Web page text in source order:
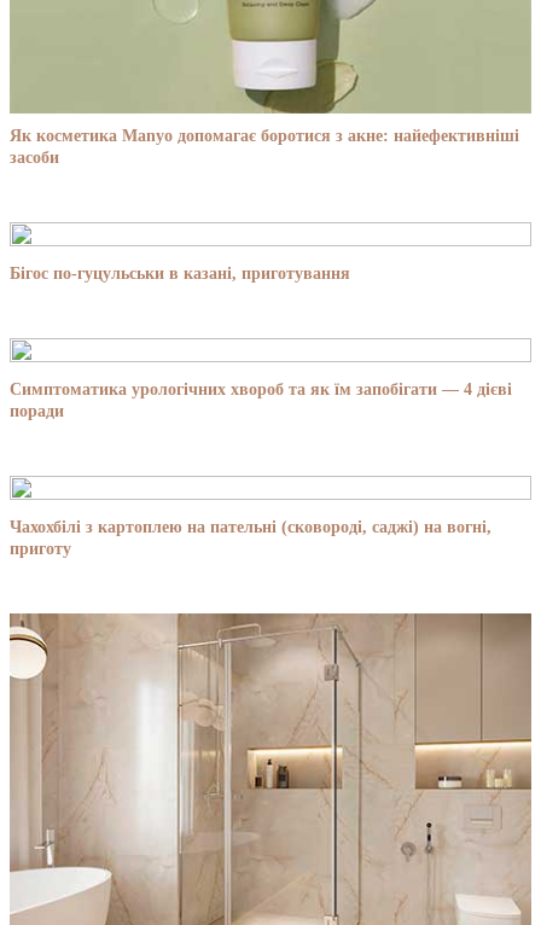
Як косметика Manyo допомагає боротися з акне: найефективніші
засоби
Бігос по-гуцульськи в казані, приготування
Симптоматика урологічних хвороб та як їм запобігати — 4 дієві
поради
Чахохбілі з картоплею на пательні (сковороді, саджі) на вогні,
приготу